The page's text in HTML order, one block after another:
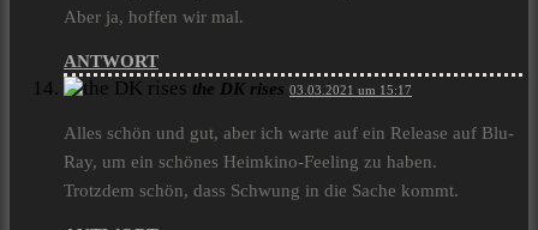
Aber ja, hoffen wir mal.
ANTWORT
the DK rises 03.03.2021 um 15:17
Alles schön und gut, aber ich warte auf ein Release auf Blu-
Ray, um ein schönes Heimkino-Feeling zu haben.
Trotzdem schön, dass Schwung in die Sache kommt.